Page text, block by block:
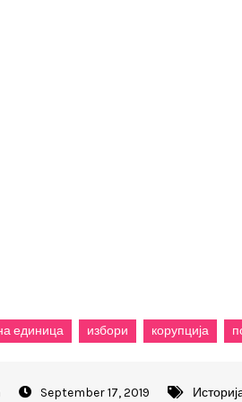
единица избори корупција
September 17, 2019